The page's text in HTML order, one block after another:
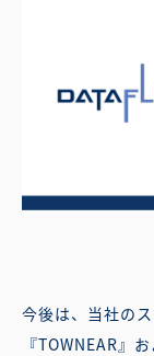
今後は、当社の
『TOWNEAR』